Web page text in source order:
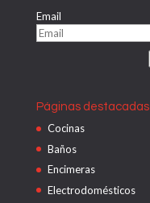
Email
Páginas destacadas
Cocinas
Baños
Encimeras
Electrodomésticos